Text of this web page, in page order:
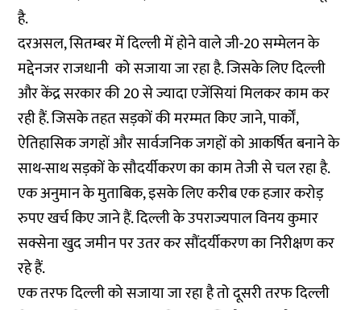
है.
दरअसल, सितम्बर में दिल्ली में होने वाले जी-20 सम्मेलन के
मद्देनजर राजधानी को सजाया जा रहा है. जिसके लिए दिल्ली
और केंद्र सरकार की 20 से ज्यादा एजेंसियां मिलकर काम कर
रही हैं. जिसके तहत सड़कों की मरम्मत किए जाने, पार्कों,
ऐतिहासिक जगहों और सार्वजनिक जगहों को आकर्षित बनाने के
साथ-साथ सड़कों के सौदर्यीकरण का काम तेजी से चल रहा है.
एक अनुमान के मुताबिक, इसके लिए करीब एक हजार करोड़
रुपए खर्च किए जाने हैं. दिल्ली के उपराज्यपाल विनय कुमार
सक्सेना खुद जमीन पर उतर कर सौंदर्यीकरण का निरीक्षण कर
रहे हैं.
एक तरफ दिल्ली को सजाया जा रहा है तो दूसरी तरफ दिल्ली